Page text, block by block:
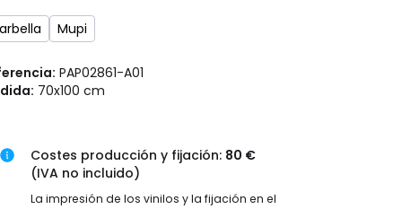
Mupi
PAP02861-A01
70x100 cm
Costes producción y fijación: 80 €
(IVA no incluido)
La impresión de los vinilos y la fijación en el